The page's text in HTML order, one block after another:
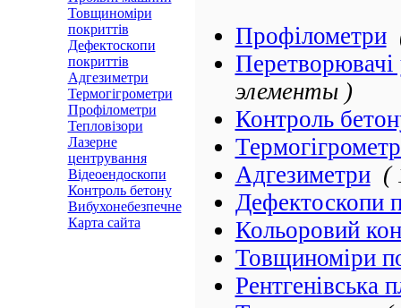
Товщиноміри
покриттів
Дефектоскопи
покриттів
Адгезиметри
Термогігрометри
Профілометри
Тепловізори
Лазерне
центрування
Відеоендоскопи
Контроль бетону
Вибухонебезпечне
Карта сайта
Профілометри
Перетворювачі
элементы )
Контроль
Адгезиметри (
Дефектоскопи
Кольоровий
Товщиноміри
Рентгенівська